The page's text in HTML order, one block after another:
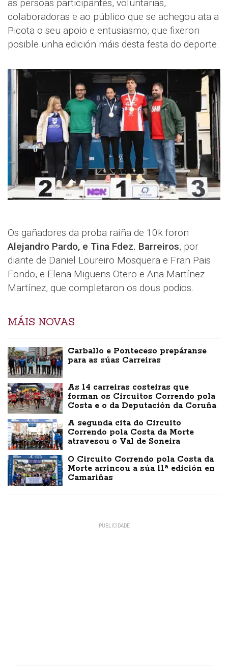
as persoas participantes, voluntarias,
colaboradoras e ao público que se achegou ata a
Picota o seu apoio e entusiasmo, que fixeron
posible unha edición máis desta festa do deporte.
Os gañadores da proba raíña de 10k foron
Alejandro Pardo, e Tina Fdez. Barreiros, por
diante de Daniel Loureiro Mosquera e Fran Pais
Fondo, e Elena Miguens Otero e Ana Martínez
Martínez, que completaron os dous podios.
MÁIS NOVAS
Carballo e Ponteceso prepáranse
para as súas Carreiras
As 14 carreiras costeiras que
forman os Circuitos Correndo pola
Costa e o da Deputación da Coruña
A segunda cita do Circuito
Correndo pola Costa da Morte
atravesou o Val de Soneira
O Circuito Correndo pola Costa da
Morte arrincou a súa 11ª edición en
Camariñas